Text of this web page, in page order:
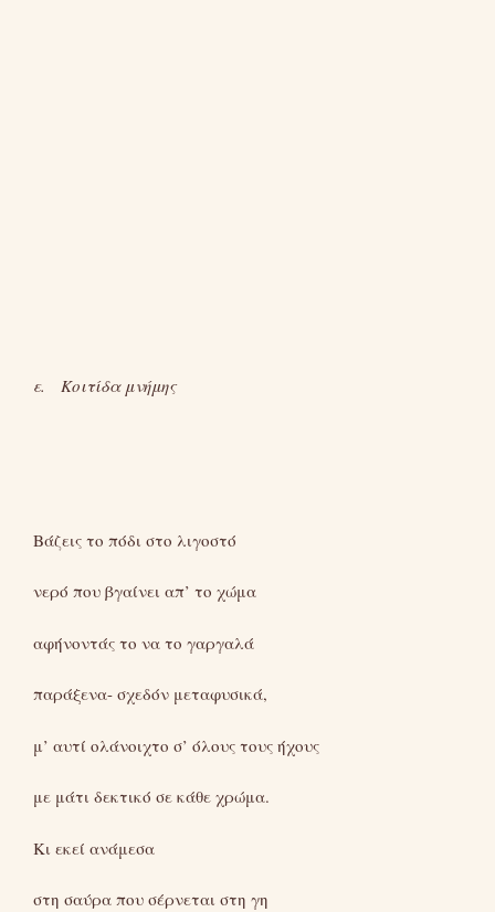
ε. Κοιτίδα μνήμης
Βάζεις το πόδι στο λιγοστό
νερό που βγαίνει απ’ το χώμα
αφήνοντάς το να το γαργαλά
παράξενα- σχεδόν μεταφυσικά,
μ’ αυτί ολάνοιχτο σ’ όλους τους ήχους
με μάτι δεκτικό σε κάθε χρώμα.
Κι εκεί ανάμεσα
στη σαύρα που σέρνεται στη γη